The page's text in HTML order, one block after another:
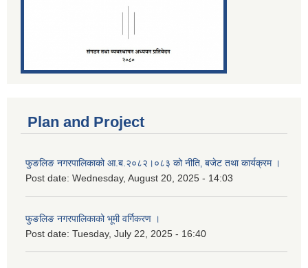
Plan and Project
फुङलिङ नगरपालिकाको आ.ब.२०८२।०८३ को नीति‚ बजेट तथा कार्यक्रम ।
Post date: Wednesday, August 20, 2025 - 14:03
फुङलिङ नगरपालिकाको भूमी वर्गिकरण ।
Post date: Tuesday, July 22, 2025 - 16:40